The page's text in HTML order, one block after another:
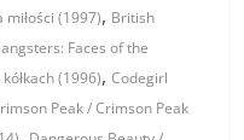
(1997), British
Faces of the
(1996),Codegirl
Peak / Crimson Peak